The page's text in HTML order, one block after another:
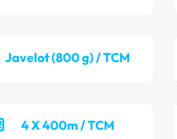
Javelot (800 g) / TCM
4 X 400m / TCM